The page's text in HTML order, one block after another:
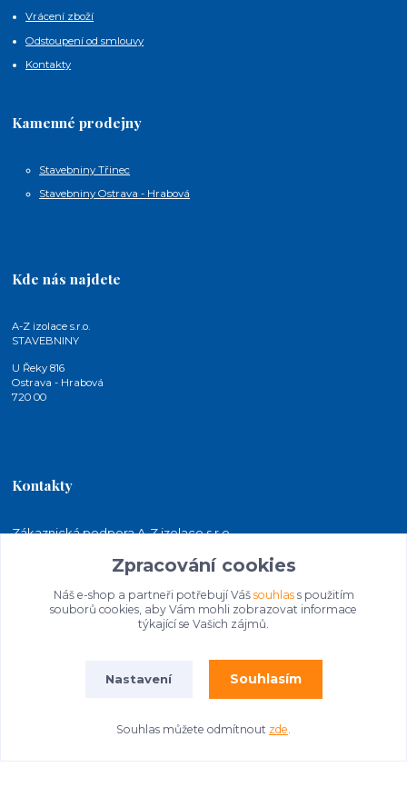
Vrácení zboží
Odstoupení od smlouvy
Kontakty
Kamenné prodejny
Stavebniny Třinec
Stavebniny Ostrava - Hrabová
Kde nás najdete
A-Z izolace s.r.o.
STAVEBNINY
U Řeky 816
Ostrava - Hrabová
720 00
Kontakty
Zákaznická podpora A-Z izolace s.r.o.
jakubkaleta@azizolace.cz
Zpracování cookies
Náš e-shop a partneři potřebují Váš souhlass použitím
souborů cookies, aby Vám mohli zobrazovat informace
týkající se Vašich zájmů.
Nastavení Souhlasím
Souhlas můžete odmítnout zde